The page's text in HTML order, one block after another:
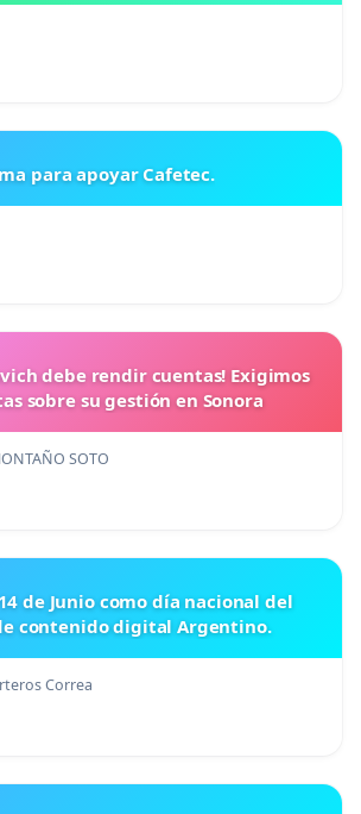
para apoyar Cafetec.
debe rendir cuentas! Exigimos
sobre su gestión en Sonora
SOTO
de Junio como día nacional del
contenido digital Argentino.
Correa